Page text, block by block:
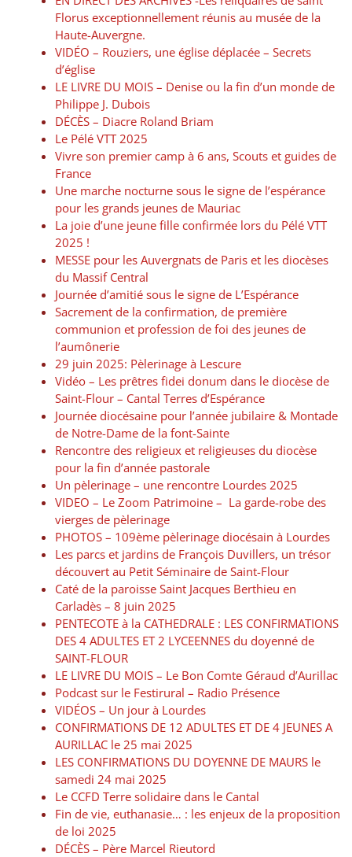
Florus exceptionnellement réunis au musée de la
Haute-Auvergne.
VIDÉO – Rouziers, une église déplacée – Secrets
d’église
LE LIVRE DU MOIS – Denise ou la fin d’un monde de
Philippe J. Dubois
DÉCÈS – Diacre Roland Briam
Le Pélé VTT 2025
Vivre son premier camp à 6 ans, Scouts et guides de
France
Une marche nocturne sous le signe de l’espérance
pour les grands jeunes de Mauriac
La joie d’une jeune fille confirmée lors du Pélé VTT
2025 !
MESSE pour les Auvergnats de Paris et les diocèses
du Massif Central
Journée d’amitié sous le signe de L’Espérance
Sacrement de la confirmation, de première
communion et profession de foi des jeunes de
l’aumônerie
29 juin 2025: Pèlerinage à Lescure
Vidéo – Les prêtres fidei donum dans le diocèse de
Saint-Flour – Cantal Terres d’Espérance
Journée diocésaine pour l’année jubilaire & Montade
de Notre-Dame de la font-Sainte
Rencontre des religieux et religieuses du diocèse
pour la fin d’année pastorale
Un pèlerinage – une rencontre Lourdes 2025
VIDEO – Le Zoom Patrimoine – La garde-robe des
vierges de pèlerinage
PHOTOS – 109ème pèlerinage diocésain à Lourdes
Les parcs et jardins de François Duvillers, un trésor
découvert au Petit Séminaire de Saint-Flour
Caté de la paroisse Saint Jacques Berthieu en
Carladès – 8 juin 2025
PENTECOTE à la CATHEDRALE : LES CONFIRMATIONS
DES 4 ADULTES ET 2 LYCEENNES du doyenné de
SAINT-FLOUR
LE LIVRE DU MOIS – Le Bon Comte Géraud d’Aurillac
Podcast sur le Festirural – Radio Présence
VIDÉOS – Un jour à Lourdes
CONFIRMATIONS DE 12 ADULTES ET DE 4 JEUNES A
AURILLAC le 25 mai 2025
LES CONFIRMATIONS DU DOYENNE DE MAURS le
samedi 24 mai 2025
Le CCFD Terre solidaire dans le Cantal
Fin de vie, euthanasie… : les enjeux de la proposition
de loi 2025
DÉCÈS – Père Marcel Rieutord